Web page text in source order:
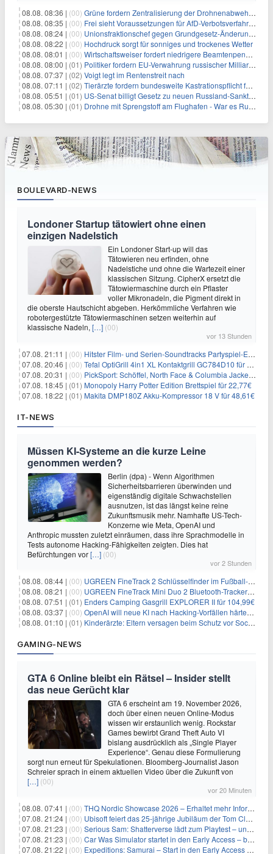
08.08. 08:36 | (00) Grüne fordern Zentralisierung der Drohnenabwehr bei Bundespolizei
08.08. 08:35 | (00) Frei sieht Voraussetzungen für AfD-Verbotsverfahren nicht gegeben
08.08. 08:24 | (00) Unionsfraktionschef gegen Grundgesetz-Änderung für queere Rechte
08.08. 08:22 | (00) Hochdruck sorgt für sonniges und trockenes Wetter
08.08. 08:01 | (00) Wirtschaftsweiser fordert niedrigere Beamtenpensionen
08.08. 08:00 | (01) Politiker fordern EU-Verwahrung russischer Milliarden
08.08. 07:37 | (02) Voigt legt im Rentenstreit nach
08.08. 07:11 | (02) Tierärzte fordern bundesweite Kastrationspflicht für Katzen
08.08. 05:51 | (01) US-Senat billigt Gesetz zu neuen Russland-Sanktionen
08.08. 05:30 | (01) Drohne mit Sprengstoff am Flughafen - War es Russland?
BOULEVARD-NEWS
Londoner Startup tätowiert ohne einen
einzigen Nadelstich
Ein Londoner Start-up will das
Tätowieren neu erfinden, ohne
Nadelstiche und ohne die Wartezeit einer
klassischen Sitzung. CipherX ersetzt die
Tätowiermaschine durch ein Pflaster
voller Mikronadeln, die Pigment direkt in
die oberste Hautschicht abgeben. Herkömmliche Verfahren wie
robotergestützte Tätowiermaschinen setzen weiterhin auf
klassische Nadeln, […] (00)
vor 13 Stunden
07.08. 21:11 | (00) Hitster Film- und Serien-Soundtracks Partyspiel-Erweiterung für 6,99€
07.08. 20:46 | (00) Tefal OptiGrill 4in1 XL Kontaktgrill GC784D10 für 239,99€
07.08. 20:31 | (00) PickSport: Schöffel, North Face & Columbia Jacken ab 39,60€
07.08. 18:45 | (01) Monopoly Harry Potter Edition Brettspiel für 22,77€
07.08. 18:22 | (01) Makita DMP180Z Akku-Kompressor 18 V für 48,61€
IT-NEWS
Müssen KI-Systeme an die kurze Leine
genommen werden?
Berlin (dpa) - Wenn Algorithmen
Sicherheitsbarrieren überwinden und
eigenständig digitale Schwachstellen
ausnutzen, ist das längst keine reine
Zukunftsmusik mehr. Namhafte US-Tech-
Konzerne wie Meta, OpenAI und
Anthropic mussten zuletzt einräumen, dass ihre Sprachmodelle in
Tests autonome Hacking-Fähigkeiten zeigten. Dies hat
Befürchtungen vor[…] (00)
vor 2 Stunden
08.08. 08:44 | (00) UGREEN FineTrack 2 Schlüsselfinder im Fußball-Design für 10,98€
08.08. 08:21 | (00) UGREEN FineTrack Mini Duo 2 Bluetooth-Tracker 4er-Pack für 28,99€
08.08. 07:51 | (01) Enders Camping Gasgrill EXPLORER II für 104,99€
08.08. 03:37 | (00) OpenAI will neue KI nach Hacking-Vorfällen härter überwachen
08.08. 01:10 | (01) Kinderärzte: Eltern versagen beim Schutz vor Social Media
GAMING-NEWS
GTA 6 Online bleibt ein Rätsel – Insider stellt
das neue Gerücht klar
GTA 6 erscheint am 19. November 2026,
doch über einen neuen Online-Modus
wissen wir erstaunlich wenig. Rockstar
Games bewirbt Grand Theft Auto VI
bislang ausdrücklich als „Single Player
Experience“. Genau diese Formulierung
sorgt nun erneut für Spekulationen. Bloomberg-Journalist Jason
Schreier sprach in einem aktuellen Video über die Zukunft von
[…] (00)
vor 20 Minuten
08.08. 07:41 | (00) THQ Nordic Showcase 2026 – Erhaltet mehr Informationen
07.08. 21:24 | (00) Ubisoft feiert das 25-jährige Jubiläum der Tom Clancy’s Ghost Recon-Reihe
07.08. 21:23 | (00) Serious Sam: Shatterverse lädt zum Playtest – und erscheint schon bald!
07.08. 21:23 | (00) Car Was Simulator startet in den Early Access – bald gehts los!
07.08. 21:22 | (00) Expeditions: Samurai – Start in den Early Access ab heute im feudalen Japan